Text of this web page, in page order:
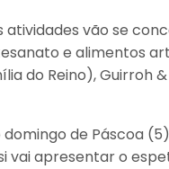
atividades vão se
e alimentos
do Reino), Guirroh
de Páscoa
vai apresentar o